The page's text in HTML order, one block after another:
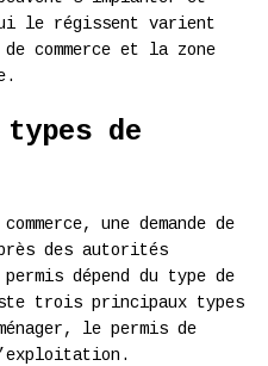
le régissent varient
commerce et la zone
de
une demande de
des autorités
dépend du type de
trois principaux types
le permis de